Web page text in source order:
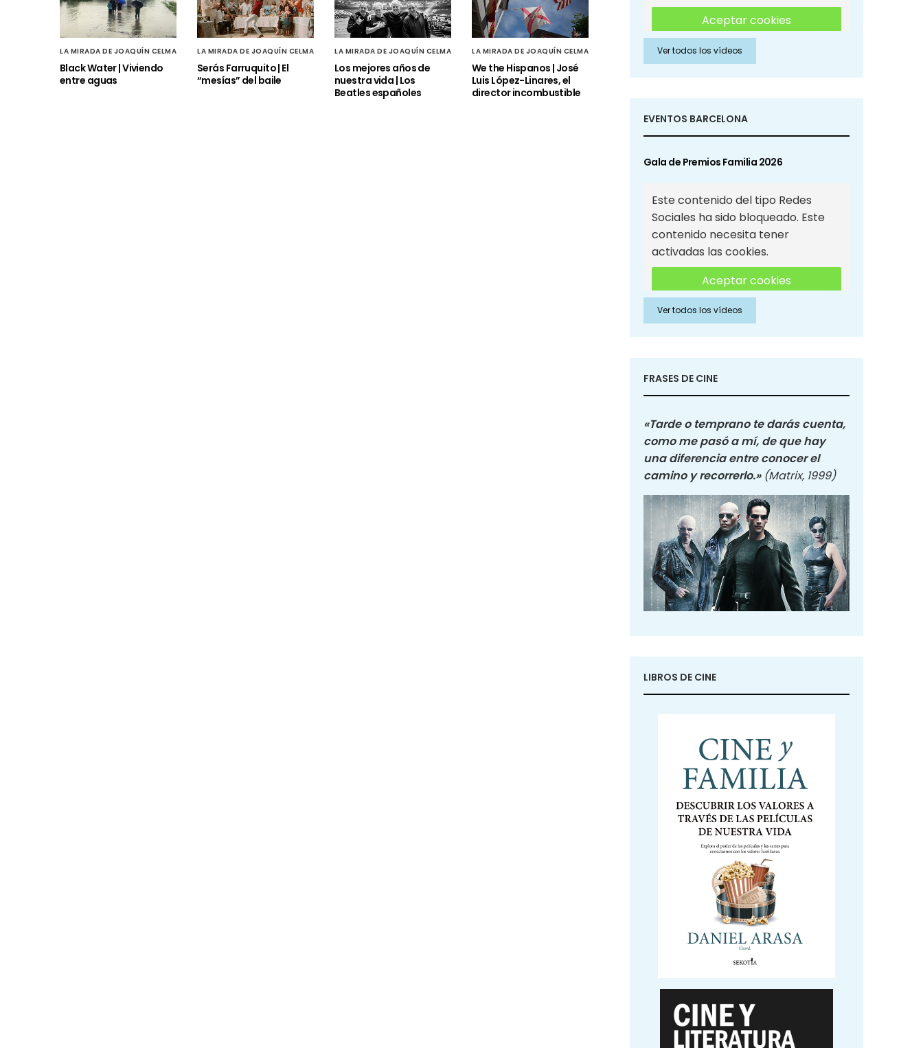
LA MIRADA DE JOAQUÍN CELMA
Black Water | Viviendo
entre aguas
LA MIRADA DE JOAQUÍN CELMA
Serás Farruquito | El
“mesías” del baile
LA MIRADA DE JOAQUÍN CELMA
Los mejores años de
nuestra vida | Los
Beatles españoles
LA MIRADA DE JOAQUÍN CELMA
We the Hispanos | José
Luis López-Linares, el
director incombustible
Aceptar cookies
Aceptar cookies de Redes
Sociales
Ver todos los vídeos
EVENTOS BARCELONA
Gala de Premios Familia 2026
Este contenido del tipo Redes
Sociales ha sido bloqueado. Este
contenido necesita tener
activadas las cookies.
Aceptar cookies
Aceptar cookies de Redes
Sociales
Ver todos los vídeos
FRASES DE CINE
«Tarde o temprano te darás cuenta,
como me pasó a mí, de que hay
una diferencia entre conocer el
camino y recorrerlo.» (Matrix, 1999)
LIBROS DE CINE